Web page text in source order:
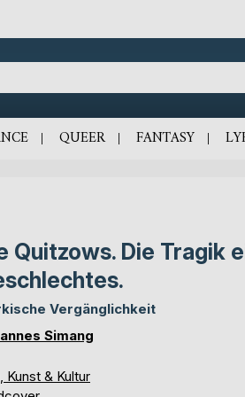
QUEER FANTASY
Quitzows. Die Tragik
Vergänglichkeit
Simang
Kunst & Kultur